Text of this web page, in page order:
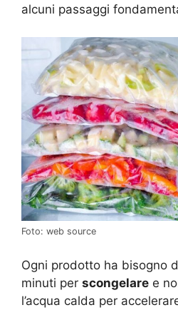
alcuni passaggi
Foto: web source
Ogni prodotto ha bisogno
minuti per scongelare e
l’acqua calda per